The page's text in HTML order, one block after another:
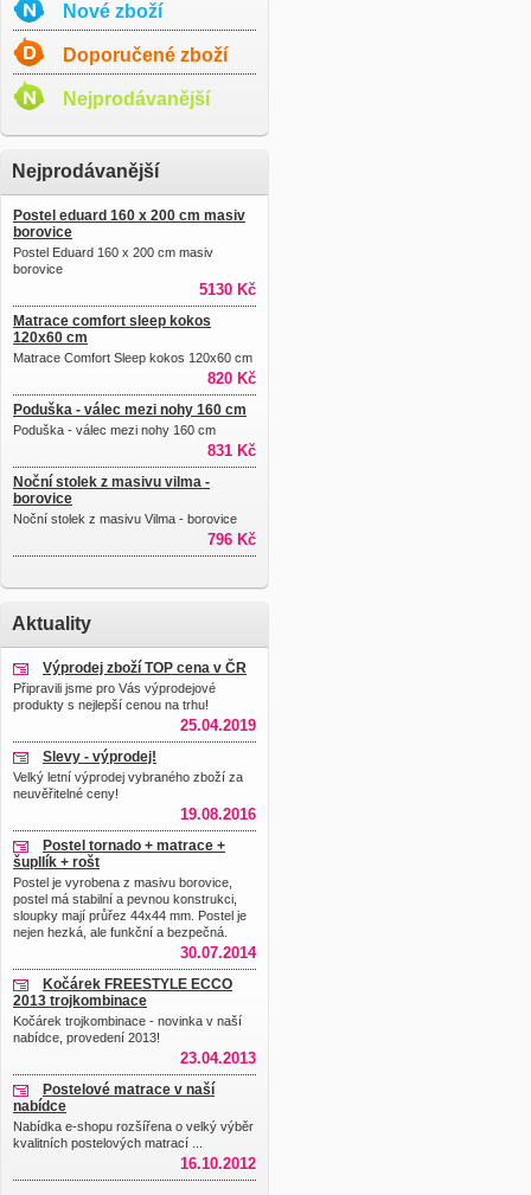
Nové zboží
Doporučené zboží
Nejprodávanější
Nejprodávanější
Postel eduard 160 x 200 cm masiv
borovice
Postel Eduard 160 x 200 cm masiv
borovice
5130 Kč
Matrace comfort sleep kokos
120x60 cm
Matrace Comfort Sleep kokos 120x60 cm
820 Kč
Poduška - válec mezi nohy 160 cm
Poduška - válec mezi nohy 160 cm
831 Kč
Noční stolek z masivu vilma -
borovice
Noční stolek z masivu Vilma - borovice
796 Kč
Aktuality
Výprodej zboží TOP cena v ČR
Připravili jsme pro Vás výprodejové
produkty s nejlepší cenou na trhu!
25.04.2019
Slevy - výprodej!
Velký letní výprodej vybraného zboží za
neuvěřitelné ceny!
19.08.2016
Postel tornado + matrace +
šupllík + rošt
Postel je vyrobena z masivu borovice,
postel má stabilní a pevnou konstrukci,
sloupky mají průřez 44x44 mm. Postel je
nejen hezká, ale funkční a bezpečná.
30.07.2014
Kočárek FREESTYLE ECCO
2013 trojkombinace
Kočárek trojkombinace - novinka v naší
nabídce, provedení 2013!
23.04.2013
Postelové matrace v naší
nabídce
Nabídka e-shopu rozšířena o velký výběr
kvalitních postelových matrací ...
16.10.2012